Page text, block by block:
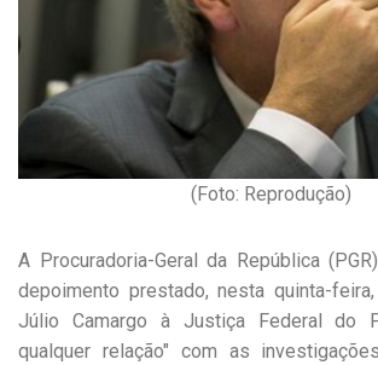
(Foto: Reprodução)
A Procuradoria-Geral da República
depoimento prestado, nesta quinta-
Júlio Camargo à Justiça Federal do
qualquer relação" com as